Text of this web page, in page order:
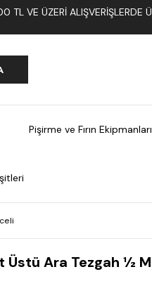
VE ÜZERI ALIŞVERIŞLERDE
Pişirme ve Fırın Ekipmanları
Üstü Ara Tezgah ½